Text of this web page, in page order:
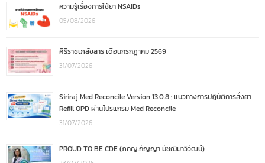
ความรู้เรื่องการใช้ยา NSAIDs
05/08/2026
ศิริราชเภสัชสาร เดือนกรกฎาคม 2569
31/07/2026
Siriraj Med Reconcile Version 13.0.8 : แนวทางการปฏิบัติการสั่งยา
Refill OPD ผ่านโปรแกรม Med Reconcile
31/07/2026
PROUD TO BE CDE (ภกญ.กัญญา มัชฌิมาวิวัฒน์)